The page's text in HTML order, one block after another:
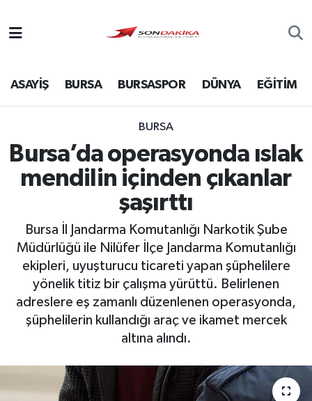
ASAYİŞ BURSA BURSASPOR DÜNYA EĞİTİM
BURSA
Bursa’da operasyonda ıslak
mendilin içinden çıkanlar
şaşırttı
Bursa İl Jandarma Komutanlığı Narkotik Şube
Müdürlüğü ile Nilüfer İlçe Jandarma Komutanlığı
ekipleri, uyuşturucu ticareti yapan şüphelilere
yönelik titiz bir çalışma yürüttü. Belirlenen
adreslere eş zamanlı düzenlenen operasyonda,
şüphelilerin kullandığı araç ve ikamet mercek
altına alındı.
Bursa
Ekonomi
Genel
Gündem
Magazin
Siyaset